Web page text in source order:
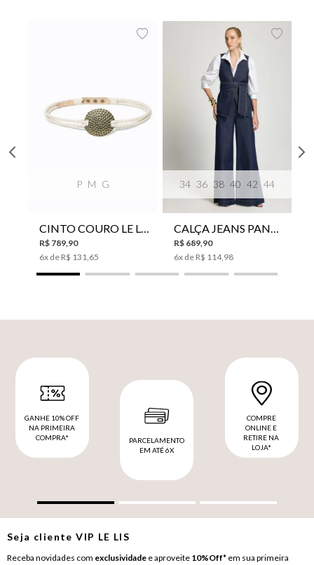
P M G
R$ 789 90
6x de R$ 131 65
34 36 38 40 42 44
R$ 689 90
6x de R$ 114, 98
GANHE 10% OFF
NA PRIMEIRA
COMPRA*
PARCELAMENTO
EM ATÉ 6X
COMPRE
ONLINE E
RETIRE NA
LOJA*
Seja clienteVIP LE LIS
Receba novidades com exclusividade e aproveite 10%Off* em sua primeira